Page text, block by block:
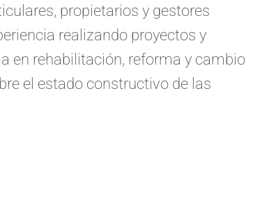
propietarios y gestores
realizando proyectos y
en rehabilitación, reforma y cambio
el estado constructivo de las